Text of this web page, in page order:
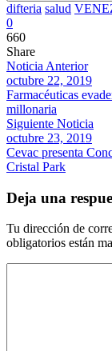
difteria salud
0
660
Share
Noticia Anterior
octubre 22, 2019
Farmacéuticas
millonaria
Siguiente Noticia
octubre 23, 2019
Cevac presenta
Cristal Park
Deja una
Tu dirección de
obligatorios están